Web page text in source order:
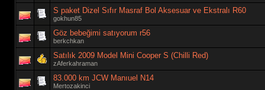
S paket Dizel Sıfır Masraf Bol Aksesuar ve Ekstralı R60
gokhun85
Göz bebeğimi satıyorum r56
berkchkan
Satılık 2009 Model Mini Cooper S (Chilli Red)
zAferkahraman
83.000 km JCW Manıuel N14
Mertozakinci